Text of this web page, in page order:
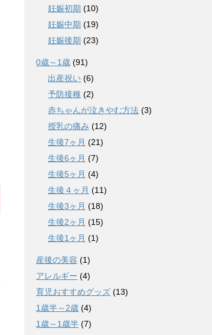
妊娠初期 (10)
妊娠中期 (19)
妊娠後期 (23)
0歳～1歳 (91)
出産祝い (6)
予防接種 (2)
赤ちゃんが泣きやむ方法 (3)
授乳の痛み (12)
生後7ヶ月 (21)
生後6ヶ月 (7)
生後5ヶ月 (4)
生後４ヶ月 (11)
生後3ヶ月 (18)
生後2ヶ月 (15)
生後1ヶ月 (1)
産後の美容 (1)
アレルギー (4)
育児おすすめグッズ (13)
1歳半～2歳 (4)
1歳～1歳半 (7)